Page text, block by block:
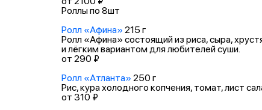
Роллы по 8шт
Ролл «Афина» 215 г
Ролл «Афина» состоящий из риса, сыра,
и лёгким вариантом для любителей суши.
от 290 ₽
Ролл «Атланта» 250 г
Рис, кура холодного копчения, томат, лист
от 310 ₽